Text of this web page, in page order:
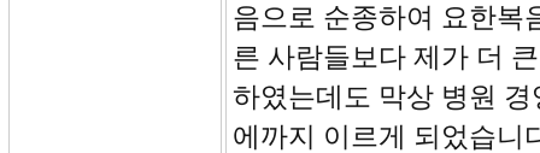
음으로 순종하여 요한복
른 사람들보다 제가 더
하였는데도 막상 병원
에까지 이르게 되었습니